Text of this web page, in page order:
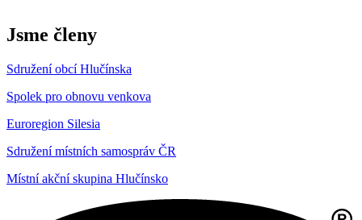
Jsme členy
Sdružení obcí Hlučínska
Spolek pro obnovu venkova
Euroregion Silesia
Sdružení místních samospráv ČR
Místní akční skupina Hlučínsko